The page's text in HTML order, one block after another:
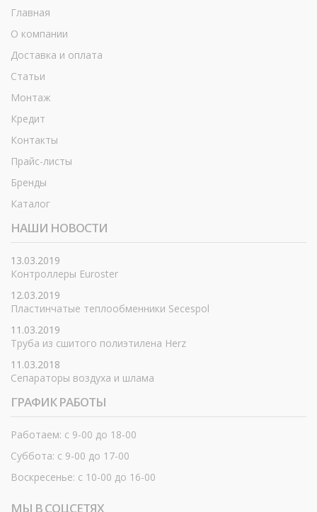
Главная
О компании
Доставка и оплата
Статьи
Монтаж
Кредит
Контакты
Прайс-листы
Бренды
Каталог
НАШИ НОВОСТИ
13.03.2019
Контроллеры Euroster
12.03.2019
Пластинчатые теплообменники Secespol
11.03.2019
Труба из сшитого полиэтилена Herz
11.03.2018
Сепараторы воздуха и шлама
ГРАФИК РАБОТЫ
Работаем: с 9-00 до 18-00
Суббота: с 9-00 до 17-00
Воскресенье: с 10-00 до 16-00
МЫ В СОЦСЕТЯХ